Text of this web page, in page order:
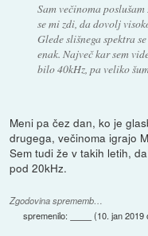
Sam večinoma
se mi zdi, da dovolj
Glede slišnega spektra
enak. Največ kar sem
bilo 40kHz, pa veliko
Meni pa čez dan, ko je
drugega, večinoma igrajo
Sem tudi že v takih letih,
pod 20kHz.
Zgodovina sprememb…
spremenilo: (10. jan 2019